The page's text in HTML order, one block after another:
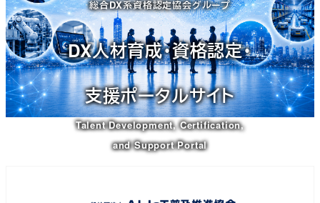
へ
移
動
総合DX系資格認定協会グループ
DX人材育成・資格認定・
支援ポータルサイト
Talent Development, Certification,
and Support Portal